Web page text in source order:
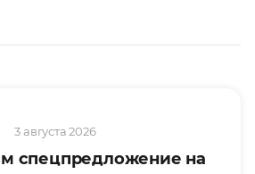
3 августа 2026
спецпредложение на